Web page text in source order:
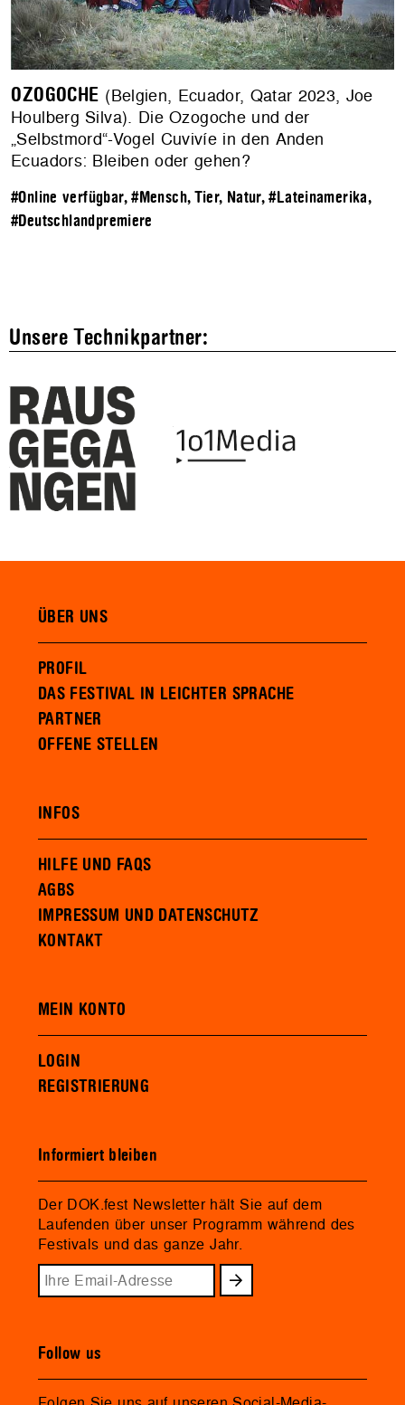
OZOGOCHE (Belgien, Ecuador, Qatar 2023, Joe
Houlberg Silva). Die Ozogoche und der
„Selbstmord“-Vogel Cuvivíe in den Anden
Ecuadors: Bleiben oder gehen?
#Online verfügbar,#Mensch, Tier, Natur,#Lateinamerika,
#Deutschlandpremiere
Unsere Technikpartner:
ÜBER UNS
PROFIL
DAS FESTIVAL IN LEICHTER SPRACHE
PARTNER
OFFENE STELLEN
INFOS
HILFE UND FAQS
AGBS
IMPRESSUM UND DATENSCHUTZ
KONTAKT
MEIN KONTO
LOGIN
REGISTRIERUNG
Informiert bleiben
Der DOK.fest Newsletter hält Sie auf dem
Laufenden über unser Programm während des
Festivals und das ganze Jahr.
Follow us